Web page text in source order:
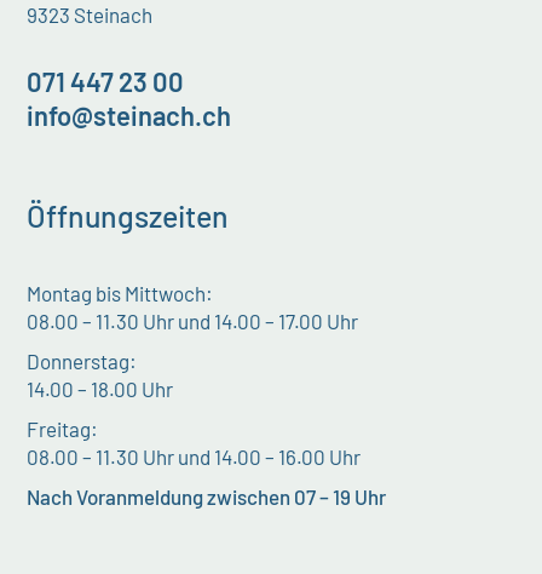
9323 Steinach
071 447 23 00
info@steinach.ch
Öffnungszeiten
Montag bis Mittwoch:
08.00 – 11.30 Uhr und 14.00 – 17.00 Uhr
Donnerstag:
14.00 – 18.00 Uhr
Freitag:
08.00 – 11.30 Uhr und 14.00 – 16.00 Uhr
Nach Voranmeldung zwischen 07 – 19 Uhr